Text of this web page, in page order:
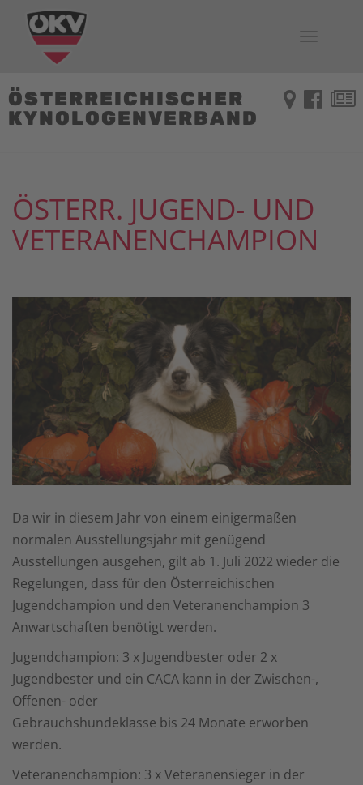
Toggle
ÖSTERREICHISCHER
KYNOLOGENVERBAND
ÖSTERR. JUGEND- UND
VETERANENCHAMPION
Da wir in diesem Jahr von einem einigermaßen
normalen Ausstellungsjahr mit genügend
Ausstellungen ausgehen, gilt ab 1. Juli 2022 wieder die
Regelungen, dass für den Österreichischen
Jugendchampion und den Veteranenchampion 3
Anwartschaften benötigt werden.
Jugendchampion: 3 x Jugendbester oder 2 x
Jugendbester und ein CACA kann in der Zwischen-,
Offenen- oder
Gebrauchshundeklasse bis 24 Monate erworben
werden.
Veteranenchampion: 3 x Veteranensieger in der